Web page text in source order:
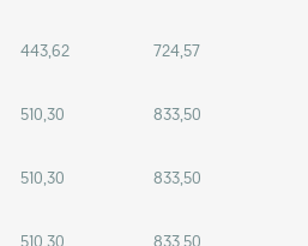
443,62 724,57
510,30 833,50
510,30 833,50
510,30 833,50